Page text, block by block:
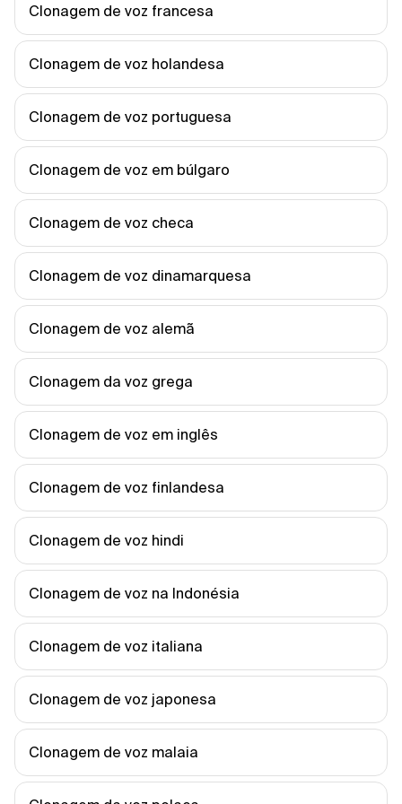
Clonagem de voz francesa
Clonagem de voz holandesa
Clonagem de voz portuguesa
Clonagem de voz em búlgaro
Clonagem de voz checa
Clonagem de voz dinamarquesa
Clonagem de voz alemã
Clonagem da voz grega
Clonagem de voz em inglês
Clonagem de voz finlandesa
Clonagem de voz hindi
Clonagem de voz na Indonésia
Clonagem de voz italiana
Clonagem de voz japonesa
Clonagem de voz malaia